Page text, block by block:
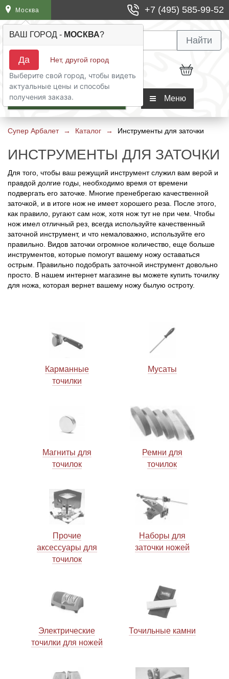
Москва +7 (495) 585-99-52
КАТАЛОГ Меню
Найти
Супер Арбалет → Каталог → Инструменты для заточки
ИНСТРУМЕНТЫ ДЛЯ ЗАТОЧКИ
Для того, чтобы ваш режущий инструмент служил вам верой и
правдой долгие годы, необходимо время от времени
подвергать его заточке. Многие пренебрегаю качественной
заточкой, и в итоге нож не имеет хорошего реза. После этого,
как правило, ругают сам нож, хотя нож тут не при чем. Чтобы
нож имел отличный рез, всегда используйте качественный
заточной инструмент, и что немаловажно, используйте его
правильно. Видов заточки огромное количество, еще больше
инструментов, которые помогут вашему ножу оставаться
острым. Правильно подобрать заточной инструмент довольно
просто. В нашем интернет магазине вы можете купить точилку
для ножа, которая вернет вашему ножу былую остроту.
Карманные
точилки
Мусаты
Магниты для
точилок
Ремни для
точилок
Прочие
аксессуары для
точилок
Наборы для
заточки ножей
Электрические
точилки для ножей
Точильные камни
Арбалеты винтовочного типа
Арбалет пистолетного типа
Арбалеты блочного типа
Арбалеты рекурсивного типа
Арбалеты для отдыха и развлечения
Чехлы для арбалетов
Колчаны и киверы для арбалетов
Ремни для переноски арбалетов
Боуфишинг для арбалета
Плечи для арбалета
Обмоточные и тетивные нити
Прицелы для арбалета
Тетивы и тросы для арбалетов
Натяжители для арбалетов
Блочные луки
Классические луки
Традиционные луки
Спортивные луки
Лучные тренажеры
Пип сайты для блочного лука
Боуфишинг для лука
Релизы для блочного лука
Прицелы для лука и аксессуары
Стабилизаторы, тройники, виброгасители
Колчаны, киверы и тубусы
Подставки для лука
Ремни и петли
Напальчники для классических луков
Перчатки для традиционных луков
Полочки для лука
Кликеры для лука
Плунжеры для лука
Бушинги для стрел
Шаблоны для оперения
Охотничьи наконечники
Спортивные наконечники
Оперение для лучных стрел
Хвостовики для арбалетных стрел
Хвостовики для лучных стрел
Инсерты для арбалетных стрел
Инсерты для лучных стрел
Выниматели для стрел
Шкуросъемные ножи
Финские ножи
Мачете
Ножи Бабочки (Балисонги)
Филейные ножи
Швейцарские ножи
Ножи тренировочные
Тычковые ножи
Непальские кукри
Топорики-томагавки
Метательные ножи
Ножи складные
Карманные точилки
Мусаты
Магниты для точилок
Ремни для точилок
Наборы для заточки ножей
Электрические точилки для ножей
Точильные камни
Механические точилки для ножей
Паста для полировки ножей
Фонари Petzl
Фонари Inova
Фонари Fenix
Термос Арктика
Сумки холодильники
Универсальные
Термосы для еды
Термосы для напитков
Термоконтейнеры
ВАШ ГОРОД - МОСКВА?
Да Нет, другой город
Выберите свой город, чтобы видеть
актуальные цены и способы
получения заказа.